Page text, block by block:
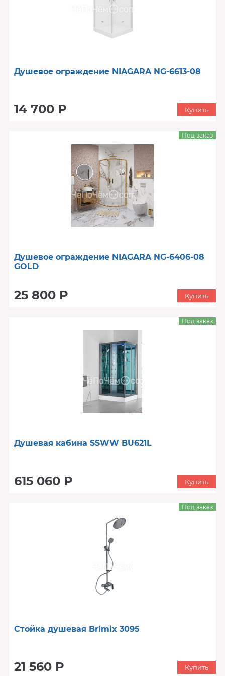
Душевое ограждение NIAGARA NG-6613-08
14 700 Р Купить
Душевое ограждение NIAGARA NG-6406-08
GOLD
25 800 Р
Под заказ
Купить
Душевая кабина SSWW BU621L
615 060 Р
Под заказ
Купить
Стойка душевая Brimix 3095
21 560 Р
Под заказ
Купить